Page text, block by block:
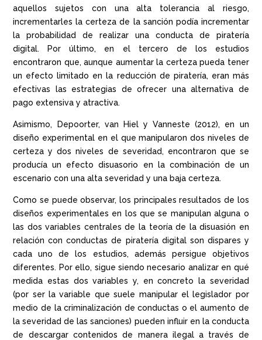
aquellos sujetos con una alta tolerancia al riesgo,
incrementarles la certeza de la sanción podía incrementar
la probabilidad de realizar una conducta de piratería
digital. Por último, en el tercero de los estudios
encontraron que, aunque aumentar la certeza pueda tener
un efecto limitado en la reducción de piratería, eran más
efectivas las estrategias de ofrecer una alternativa de
pago extensiva y atractiva.
Asimismo, Depoorter, van Hiel y Vanneste (2012), en un
diseño experimental en el que manipularon dos niveles de
certeza y dos niveles de severidad, encontraron que se
producía un efecto disuasorio en la combinación de un
escenario con una alta severidad y una baja certeza.
Como se puede observar, los principales resultados de los
diseños experimentales en los que se manipulan alguna o
las dos variables centrales de la teoría de la disuasión en
relación con conductas de piratería digital son dispares y
cada uno de los estudios, además persigue objetivos
diferentes. Por ello, sigue siendo necesario analizar en qué
medida estas dos variables y, en concreto la severidad
(por ser la variable que suele manipular el legislador por
medio de la criminalización de conductas o el aumento de
la severidad de las sanciones) pueden influir en la conducta
de descargar contenidos de manera ilegal a través de